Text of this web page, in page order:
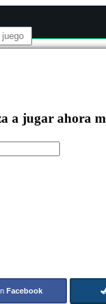
a jugar ahora
Facebook